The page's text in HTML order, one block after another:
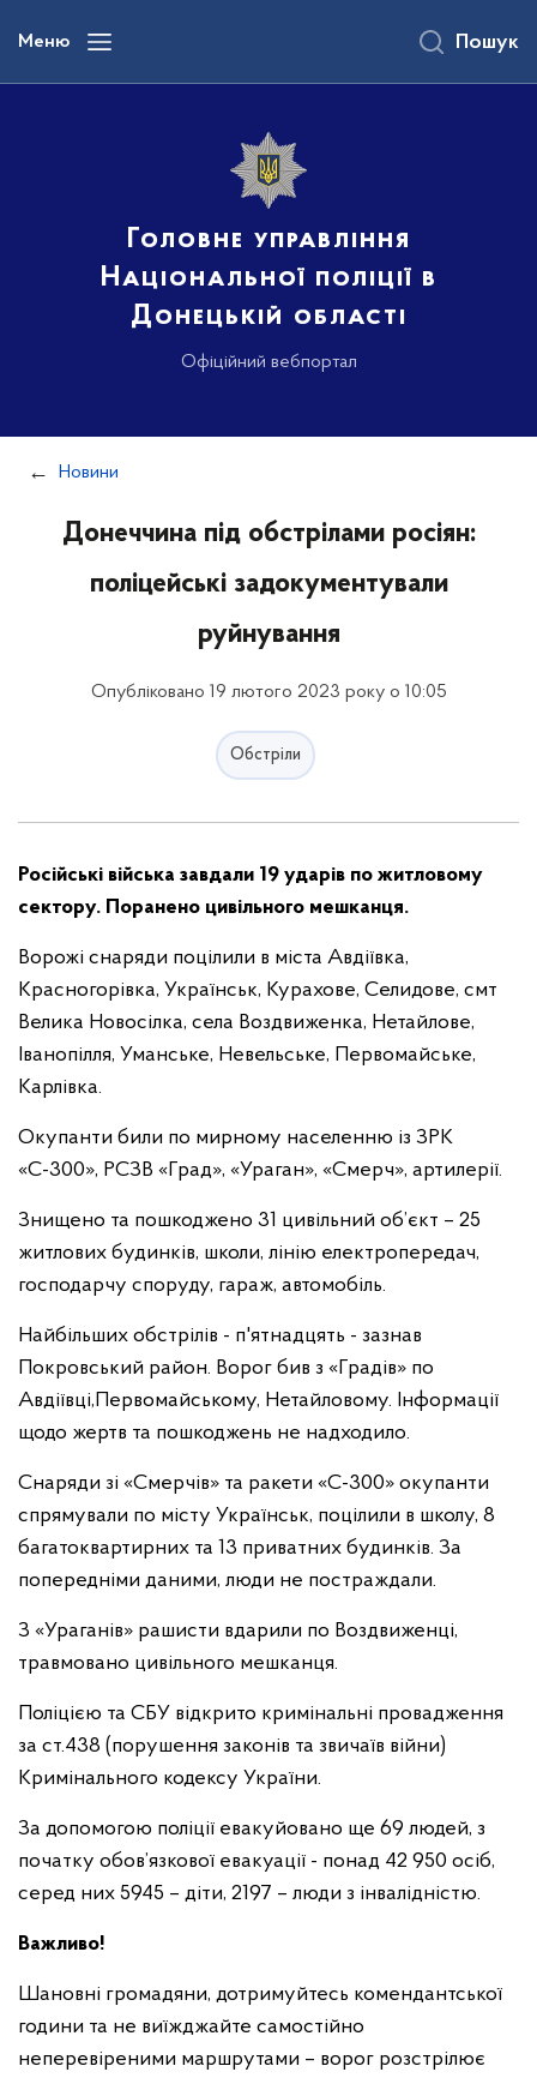
вмісту
Меню
Головне управління
Національної поліції в
Донецькій області
Офіційний вебпортал
Пошук
Новини
Донеччина під обстрілами росіян:
поліцейські задокументували
руйнування
Опубліковано 19 лютого 2023 року о 10:05
Обстріли
Російські війська завдали 19 ударів по житловому
сектору. Поранено цивільного мешканця.
Ворожі снаряди поцілили в міста Авдіївка,
Красногорівка, Українськ, Курахове, Селидове, смт
Велика Новосілка, села Воздвиженка, Нетайлове,
Іванопілля, Уманське, Невельське, Первомайське,
Карлівка.
Окупанти били по мирному населенню із ЗРК
«С-300», РСЗВ «Град», «Ураган», «Смерч», артилерії.
Знищено та пошкоджено 31 цивільний об’єкт – 25
житлових будинків, школи, лінію електропередач,
господарчу споруду, гараж, автомобіль.
Найбільших обстрілів - п'ятнадцять - зазнав
Покровський район. Ворог бив з «Градів» по
Авдіївці,Первомайському, Нетайловому. Інформації
щодо жертв та пошкоджень не надходило.
Снаряди зі «Смерчів» та ракети «С-300» окупанти
спрямували по місту Українськ, поцілили в школу, 8
багатоквартирних та 13 приватних будинків. За
попередніми даними, люди не постраждали.
З «Ураганів» рашисти вдарили по Воздвиженці,
травмовано цивільного мешканця.
Поліцією та СБУ відкрито кримінальні провадження
за ст.438 (порушення законів та звичаїв війни)
Кримінального кодексу України.
За допомогою поліції евакуйовано ще 69 людей, з
початку обов’язкової евакуації - понад 42 950 осіб,
серед них 5945 – діти, 2197 – люди з інвалідністю.
Важливо!
Шановні громадяни, дотримуйтесь комендантської
години та не виїжджайте самостійно
неперевіреними маршрутами – ворог розстрілює